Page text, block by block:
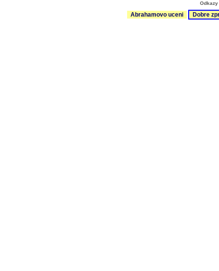
Abrahamovo uceni Dobre